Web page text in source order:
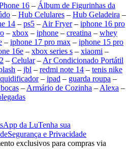
16 – Álbum de Figurinhas da
– Hub Celulares – Hub Geladeira –
14 – ps5 – Air Fryer– iphone 16 pro
– xbox – iphone – creatina – whey
– iphone 17 pro max – iphone 15 pro
16e – xbox series s – xiaomi –
– Celular– Ar Condicionado Portátil
– jbl – redmi note 14 – tenis nike
– ipad – guarda roupa –
– Armário de Cozinha – Alexa –
da LuTenha sua
Segurança e Privacidade
exclusivos para compras via